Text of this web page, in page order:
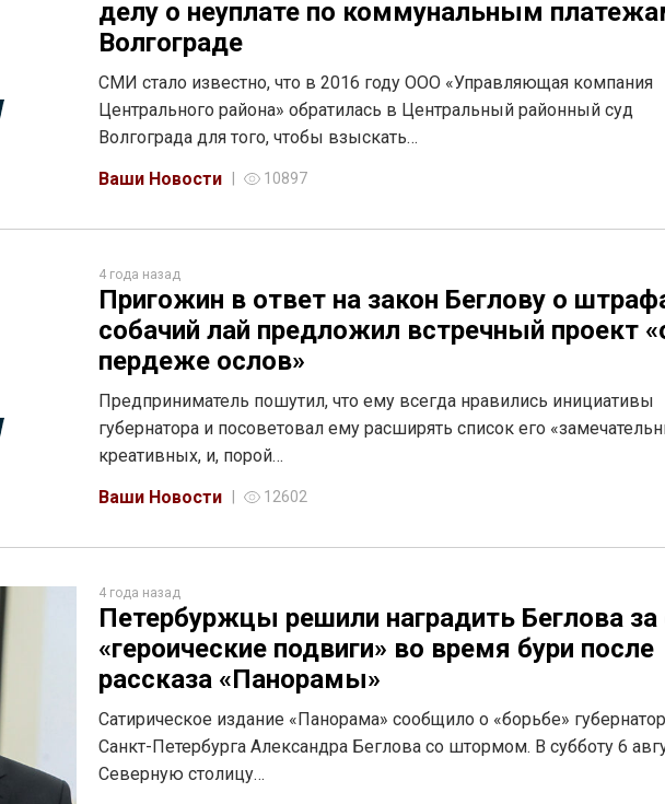
делу о неуплате по коммунальным
Волгограде
СМИ стало известно, что в 2016 году ООО «Управляющая компания
Центрального района» обратилась в Центральный районный суд
Волгограда для того, чтобы взыскать…
Ваши Новости
10897
4 года назад
Пригожин в ответ на закон Беглову о
собачий лай предложил встречный проект
пердеже ослов»
Предприниматель пошутил, что ему всегда нравились инициативы
губернатора и посоветовал ему расширять список его
креативных, и, порой…
Ваши Новости
12602
4 года назад
Петербуржцы решили наградить Беглова за
«героические подвиги» во время бури после
рассказа «Панорамы»
Сатирическое издание «Панорама» сообщило о «борьбе»
Санкт-Петербурга Александра Беглова со штормом. В субботу 6
Северную столицу…